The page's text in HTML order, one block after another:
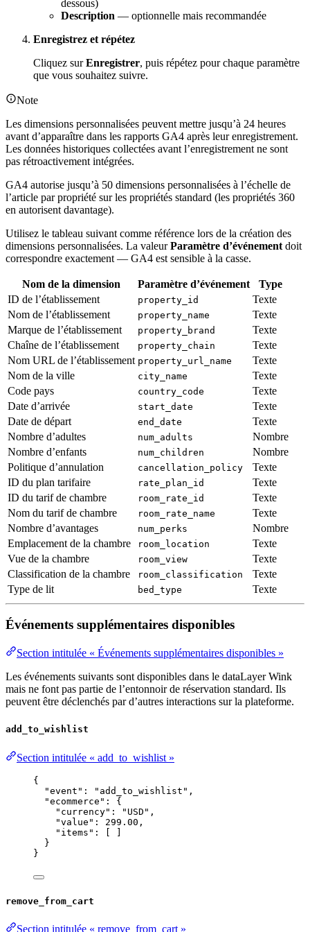
dessous)
Description — optionnelle mais recommandée
Enregistrez et répétez
Cliquez surEnregistrer, puis répétez pour chaque paramètre
que vous souhaitez suivre.
Note
Les dimensions personnalisées peuvent mettre jusqu’à 24 heures
avant d’apparaître dans les rapports GA4 après leur enregistrement.
Les données historiques collectées avant l’enregistrement ne sont
pas rétroactivement intégrées.
GA4 autorise jusqu’à 50 dimensions personnalisées à l’échelle de
l’article par propriété sur les propriétés standard (les propriétés 360
en autorisent davantage).
Utilisez le tableau suivant comme référence lors de la création des
dimensions personnalisées. La valeurParamètre d’événement doit
correspondre exactement — GA4 est sensible à la casse.
Nom de la dimension Paramètre d’événement
Type
ID de l’établissement
property_id
Texte
Nom de l’établissement
property_name
Texte
Marque de l’établissement
property_brand
Texte
Chaîne de l’établissement
property_chain
Texte
Nom URL de l’établissement property_url_name
Texte
Nom de la ville
city_name
Texte
Code pays
country_code
Texte
Date d’arrivée
start_date
Texte
Date de départ
end_date
Texte
Nombre d’adultes
num_adults
Nombre
Nombre d’enfants
num_children
Nombre
Politique d’annulation
cancellation_policy
Texte
ID du plan tarifaire
rate_plan_id
Texte
ID du tarif de chambre
room_rate_id
Texte
Nom du tarif de chambre
room_rate_name
Texte
Nombre d’avantages
num_perks
Nombre
Emplacement de la chambre
room_location
Texte
Vue de la chambre
room_view
Texte
Classification de la chambre
room_classification
Texte
Type de lit
bed_type Texte
Événements supplémentaires disponibles
Section intitulée « Événements supplémentaires disponibles »
Les événements suivants sont disponibles dans le dataLayer Wink
mais ne font pas partie de l’entonnoir de réservation standard. Ils
peuvent être déclenchés par d’autres interactions sur la plateforme.
add_to_wishlist
Section intitulée « add_to_wishlist »
{
"event" : " add_to_wishlist " ,
"ecommerce" : {
"currency" : " USD " ,
"value" : 299.00 ,
"items" : [ ]
}
}
remove_from_cart
Section intitulée « remove_from_cart »